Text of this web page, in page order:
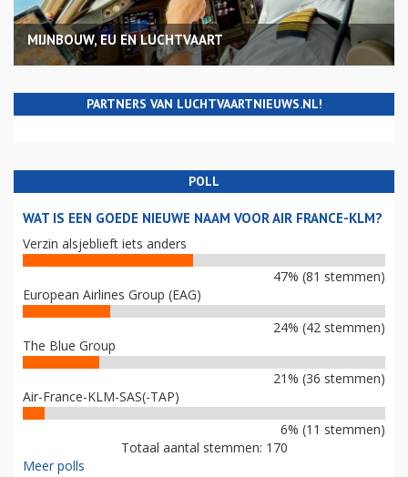
MIJNBOUW, EU EN LUCHTVAART
PARTNERS VAN LUCHTVAARTNIEUWS.NL!
POLL
WAT IS EEN GOEDE NIEUWE NAAM VOOR AIR FRANCE-KLM?
Verzin alsjeblieft iets anders
47% (81 stemmen)
European Airlines Group (EAG)
24% (42 stemmen)
The Blue Group
21% (36 stemmen)
Air-France-KLM-SAS(-TAP)
6% (11 stemmen)
Totaal aantal stemmen: 170
Meer polls